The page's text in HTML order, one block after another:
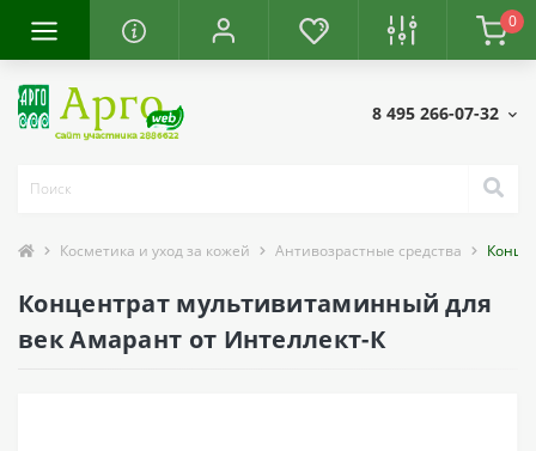
0
8 495 266-07-32
Косметика и уход за кожей Антивозрастные средства
Концентрат мультивитаминный для
век Амарант от Интеллект-К